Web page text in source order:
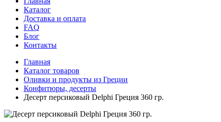
Каталог
Доставка и оплата
FAQ
Блог
Контакты
Главная
Каталог товаров
Оливки и продукты из Греции
Конфитюры, десерты
Десерт персиковый Delphi Греция 360 гр.